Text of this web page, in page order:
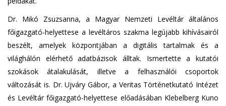
Dr. Mikó Zsuzsanna, a Magyar Nemzeti Levéltár általános
főigazgató-helyettese a levéltáros szakma legújabb kihívásairól
beszélt, amelyek központjában a digitális tartalmak és a
világhálón elérhető adatbázisok álltak. Ismertette a kutatói
szokások átalakulását, illetve a felhasználói csoportok
változását is. Dr. Ujváry Gábor, a Veritas Történetkutató Intézet
és Levéltár főigazgató-helyettese előadásában Klebelberg Kuno